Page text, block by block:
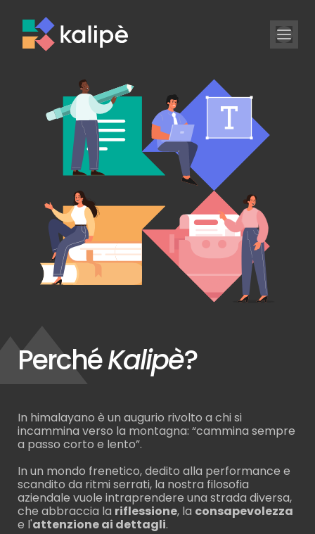
Progettazione
Redazione
Impaginazione
PerchéKalipè?
In himalayano è un augurio rivolto a chi si
incammina verso la montagna: “cammina sempre
a passo corto e lento”.
In un mondo frenetico, dedito alla performance e
scandito da ritmi serrati, la nostra filosofia
aziendale vuole intraprendere una strada diversa,
che abbraccia la riflessione, la consapevolezza
e l'attenzione ai dettagli.